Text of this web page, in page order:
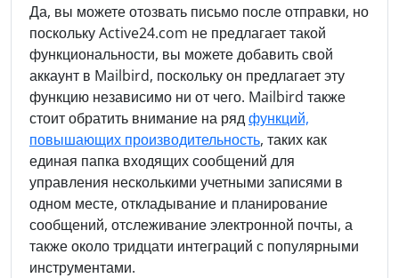
Да, вы можете отозвать письмо после отправки, но
поскольку Active24.com не предлагает такой
функциональности, вы можете добавить свой
аккаунт в Mailbird, поскольку он предлагает эту
функцию независимо ни от чего. Mailbird также
стоит обратить внимание на рядфункций,
повышающих производительность, таких как
единая папка входящих сообщений для
управления несколькими учетными записями в
одном месте, откладывание и планирование
сообщений, отслеживание электронной почты, а
также около тридцати интеграций с популярными
инструментами.